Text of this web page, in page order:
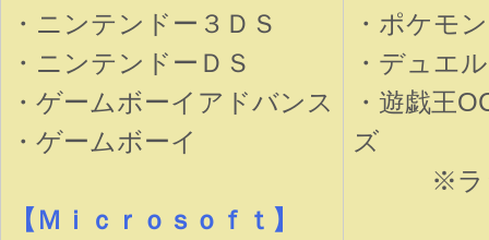
・ニンテンドー３ＤＳ
・ニンテンドーＤＳ
・ゲームボーイアドバンス
・ゲームボーイ
【Ｍｉｃｒｏｓｏｆｔ】
・ポケモ
・デュエ
・遊戯王
ズ
※ラッ